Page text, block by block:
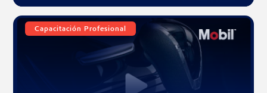
Capacitación Profesional